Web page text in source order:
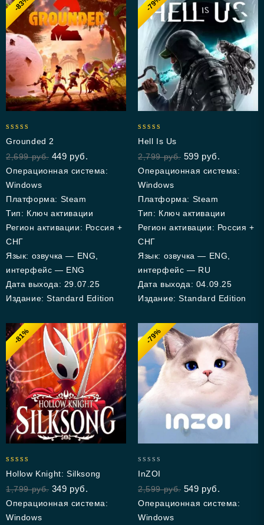
out of 5
Grounded 2
2,699руб. 449 руб.
Операционная система:
Windows
Платформа: Steam
Тип: Ключ активации
Регион активации: Россия +
СНГ
Язык: озвучка — ENG,
интерфейс — ENG
Дата выхода: 29.07.25
Издание: Standard Edition
out of 5
Hell Is Us
2,799руб. 599 руб.
Операционная система:
Windows
Платформа: Steam
Тип: Ключ активации
Регион активации: Россия +
СНГ
Язык: озвучка — ENG,
интерфейс — RU
Дата выхода: 04.09.25
Издание: Standard Edition
-81%
out of 5
Hollow Knight: Silksong
1,799руб. 349 руб.
Операционная система:
Windows
-79%
out
of
5
InZOI
2,599руб. 549 руб.
Операционная система:
Windows